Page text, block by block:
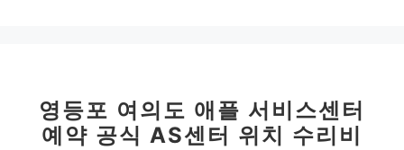
영등포 여의도 애플 서비스센터
예약 공식 AS센터 위치 수리비